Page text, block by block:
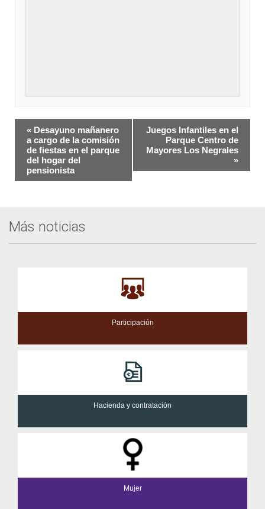
Navegación
del
Evento
« Desayuno mañanero
a cargo de la comisión
de fiestas en el parque
del hogar del
pensionista
Juegos Infantiles en el
Parque Centro de
Mayores Los Negrales
»
Más noticias
Participación
Hacienda y contratación
Mujer